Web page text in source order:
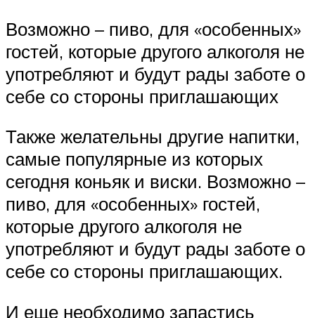
Возможно – пиво, для «особенных»
гостей, которые другого алкоголя не
употребляют и будут рады заботе о
себе со стороны приглашающих
Также желательны другие напитки,
самые популярные из которых
сегодня коньяк и виски. Возможно –
пиво, для «особенных» гостей,
которые другого алкоголя не
употребляют и будут рады заботе о
себе со стороны приглашающих.
И еще необходимо запастись